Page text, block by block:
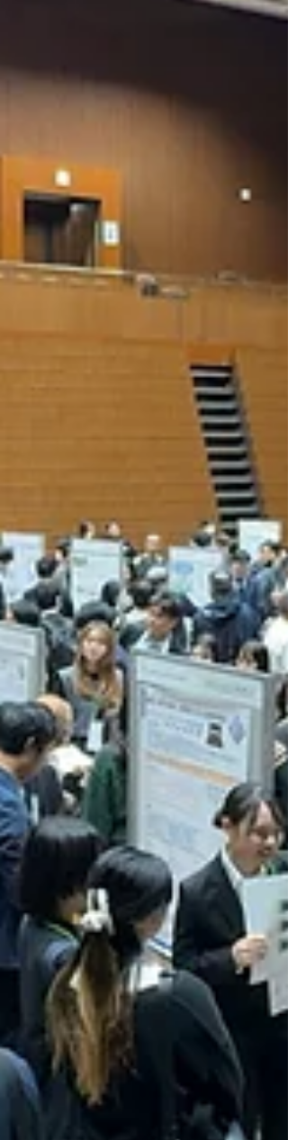
ションを行ったりしていました。 皆、有意